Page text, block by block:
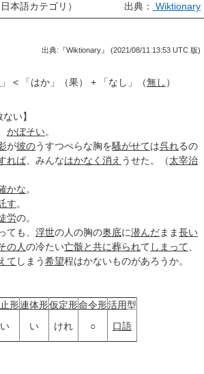
本語カテゴリ） 出典： Wiktionary
出典:『Wiktionary』 (2021/08/11 13:53 UTC 版)
」 < 「はか」（果） + 「なし」（無し ）
ない】
かぼそい。
が彼のうすつぺらな胸を騷がせては呉れるの
れば 、みんなはかなく 消え うせた。（太宰治
かな。
す。
労の。
ても、 浮世の人の胸の奥底に潜んだまま長い
の人の冷たい亡骸と共に葬られて しまって
て しまう希望程はかないものがあろうか。
形連体形仮定形命令形活用型
い い けれ ○ 口語